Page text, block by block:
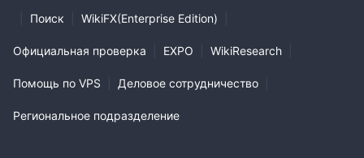
Поиск WikiFX(Enterprise Edition)
Официальная проверка EXPO WikiResearch
Помощь по VPS Деловое сотрудничество
Региональное подразделение